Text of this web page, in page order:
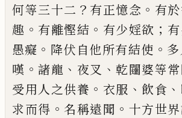
何等三十二 ？ 有正憶念 。 有
趣 。 有離慳結 。 有少婬欲 ；
愚癡 。 降伏自他所有結使 。
嘆 。 諸龍 、 夜叉 、 乾闥婆等
受用人之供養 。 衣服 、 飲食 、
求而得 。 名稱遠聞 。 十方世